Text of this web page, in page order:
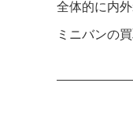
全体的に内
ミニバンの